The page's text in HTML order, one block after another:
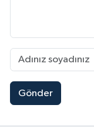
Gönder